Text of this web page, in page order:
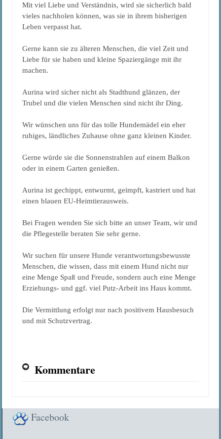
Mit viel Liebe und Verständnis, wird sie sicherlich bald
vieles nachholen können, was sie in ihrem bisherigen
Leben verpasst hat.
Gerne kann sie zu älteren Menschen, die viel Zeit und
Liebe für sie haben und kleine Spaziergänge mit ihr
machen.
Aurina wird sicher nicht als Stadthund glänzen, der
Trubel und die vielen Menschen sind nicht ihr Ding.
Wir wünschen uns für das tolle Hundemädel ein eher
ruhiges, ländliches Zuhause ohne ganz kleinen Kinder.
Gerne würde sie die Sonnenstrahlen auf einem Balkon
oder in einem Garten genießen.
Aurina ist gechippt, entwurmt, geimpft, kastriert und hat
einen blauen EU-Heimtierausweis.
Bei Fragen wenden Sie sich bitte an unser Team, wir und
die Pflegestelle beraten Sie sehr gerne.
Wir suchen für unsere Hunde verantwortungsbewusste
Menschen, die wissen, dass mit einem Hund nicht nur
eine Menge Spaß und Freude, sondern auch eine Menge
Erziehungs- und ggf. viel Putz-Arbeit ins Haus kommt.
Die Vermittlung erfolgt nur nach positivem Hausbesuch
und mit Schutzvertrag.
Kommentare
Facebook